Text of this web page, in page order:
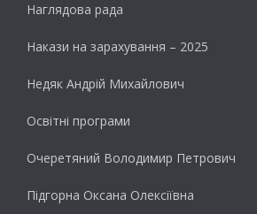
Наглядова рада
Накази на зарахування – 2025
Недяк Андрій Михайлович
Освітні програми
Очеретяний Володимир Петрович
Підгорна Оксана Олексіївна